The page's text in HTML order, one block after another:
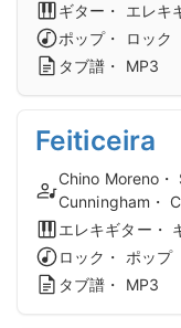
ギター・ エレキ
ポップ・ ロック
タブ譜・ MP3
Feiticeira
Chino Moreno
Cunningham・
エレキギター・
ロック・ ポップ
タブ譜・ MP3